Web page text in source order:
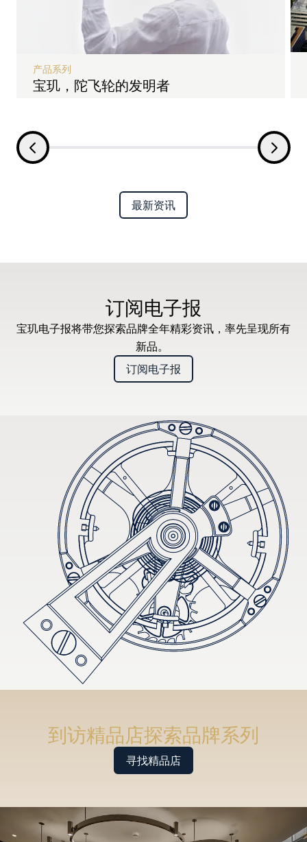
宝玑，陀飞轮的发明者
产品系列
最新资讯
订阅电子报
宝玑电子报将带您探索品牌全年精彩资讯，率先呈现所有
新品。
订阅电子报
到访精品店探索品牌系列
寻找精品店